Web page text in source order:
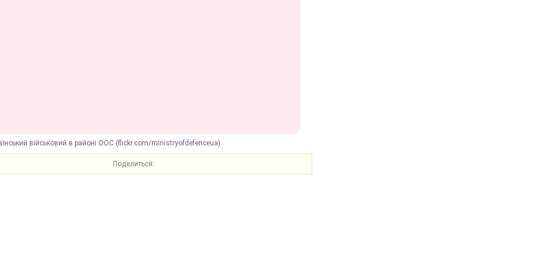
військовий в районі ООС (flickr.com/ministryofdefenceua)
Поделиться: